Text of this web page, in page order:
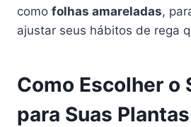
como folhas amareladas,
ajustar seus hábitos de rega
Como Escolher o
para Suas Plantas